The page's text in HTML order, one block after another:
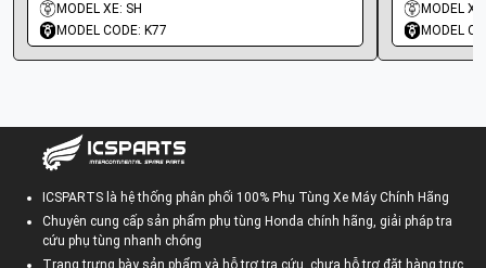
MODEL XE: SH
MODEL CODE: K77
MODEL
MODEL
ICSPARTS là hệ thống phân phối 100% Phụ Tùng Xe Máy Chính Hãng
Chuyên cung cấp sản phẩm phụ tùng Honda chính hãng, giải pháp tra
cứu phụ tùng nhanh chóng
Trang trưng bày sản phẩm và hỗ trợ tra cứu, chưa hỗ trợ đặt hàng trực